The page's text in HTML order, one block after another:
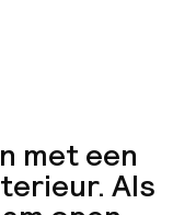
met een
Als